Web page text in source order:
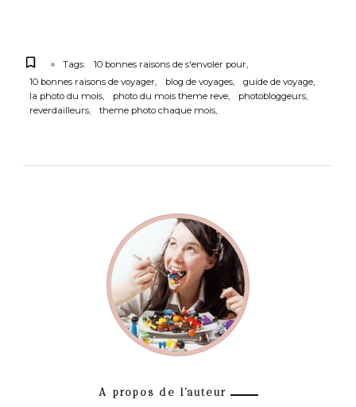
Tags:
10 bonnes raisons de s'envoler pour
10 bonnes raisons de voyager
blog de voyages
guide de voyage
la photo du mois
photo du mois theme reve
photobloggeurs
reverdailleurs
theme photo chaque mois
A propos de l'auteur